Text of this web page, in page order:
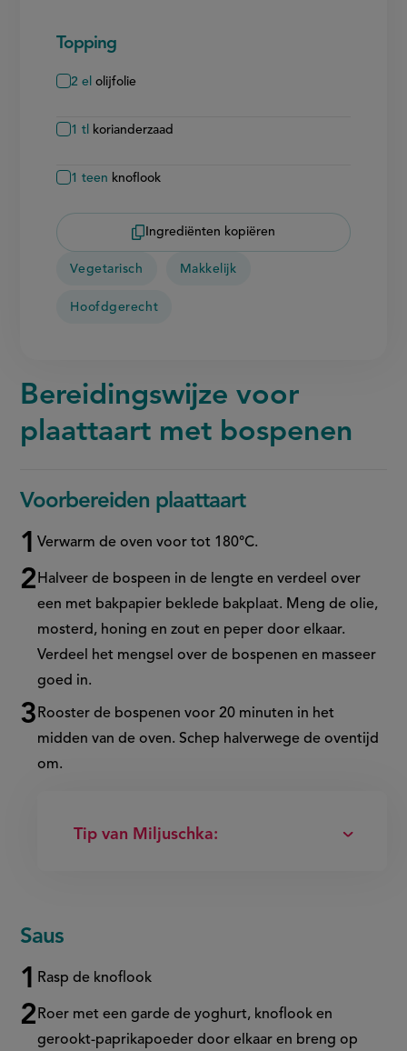
Topping
2 el olijfolie
1 tl korianderzaad
1 teen knoflook
Ingrediënten kopiëren
Vegetarisch Makkelijk
Hoofdgerecht
Bereidingswijze voor
plaattaart met bospenen
Voorbereiden plaattaart
Verwarm de oven voor tot 180°C.
Halveer de bospeen in de lengte en verdeel over
een met bakpapier beklede bakplaat. Meng de olie,
mosterd, honing en zout en peper door elkaar.
Verdeel het mengsel over de bospenen en masseer
goed in.
Rooster de bospenen voor 20 minuten in het
midden van de oven. Schep halverwege de oventijd
om.
Tip van Miljuschka:
Saus
Rasp de knoflook
Roer met een garde de yoghurt, knoflook en
gerookt-paprikapoeder door elkaar en breng op